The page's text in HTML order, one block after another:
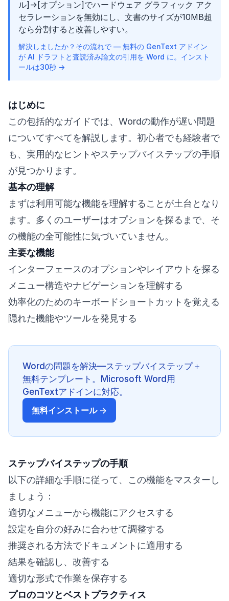
ル]→[オプション]でハードウェア グラフィック アク
セラレーションを無効にし、文書のサイズが10MB超
なら分割すると改善しやすい。
解決しましたか？その流れで — 無料の GenText アドイン
が AI ドラフトと査読済み論文の引用を Word に。インスト
ールは30秒 →
はじめに
この包括的なガイドでは、Wordの動作が遅い問題
についてすべてを解説します。初心者でも経験者で
も、実用的なヒントやステップバイステップの手順
が見つかります。
基本の理解
まずは利用可能な機能を理解することが土台となり
ます。多くのユーザーはオプションを探るまで、そ
の機能の全可能性に気づいていません。
主要な機能
インターフェースのオプションやレイアウトを探る
メニュー構造やナビゲーションを理解する
効率化のためのキーボードショートカットを覚える
隠れた機能やツールを発見する
Wordの問題を解決—ステップバイステップ＋
無料テンプレート。Microsoft Word用
GenTextアドインに対応。
無料インストール →
ステップバイステップの手順
以下の詳細な手順に従って、この機能をマスターし
ましょう：
適切なメニューから機能にアクセスする
設定を自分の好みに合わせて調整する
推奨される方法でドキュメントに適用する
結果を確認し、改善する
適切な形式で作業を保存する
プロのコツとベストプラクティス